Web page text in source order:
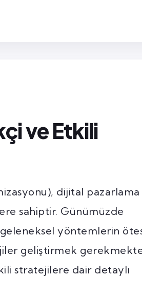
ve Etkili
dijital pazarlama
sahiptir. Günümüzde
geleneksel yöntemlerin
geliştirmek
stratejilere dair detaylı